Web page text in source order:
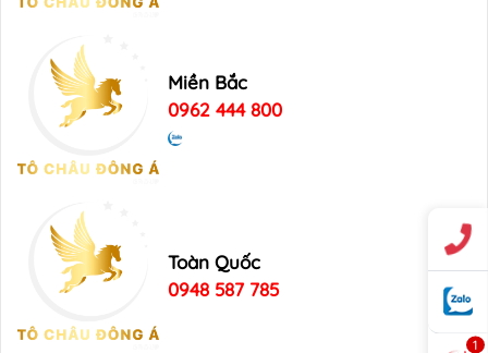
Miền Bắc
0962 444 800
Toàn Quốc
0948 587 785
1